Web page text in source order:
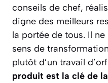
conseils de chef,
digne des meilleurs
la portée de tous. Il
sens de
plutôt d’un travail
produit est la clé de